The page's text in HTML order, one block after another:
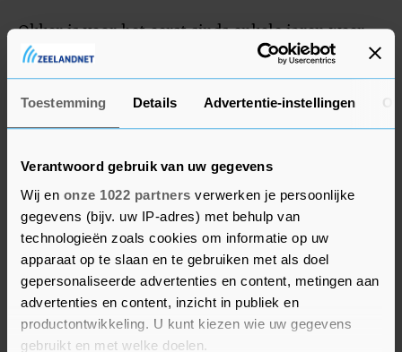
Toestemming Details Advertentie-instellingen
Verantwoord gebruik van uw gegevens
Wij en onze 1022 partners verwerken je persoonlijke
gegevens (bijv. uw IP-adres) met behulp van
technologieën zoals cookies om informatie op uw
apparaat op te slaan en te gebruiken met als doel
gepersonaliseerde advertenties en content, metingen aan
advertenties en content, inzicht in publiek en
productontwikkeling. U kunt kiezen wie uw gegevens
gebruikt en met welke doelen.
Okker is voor het eerst sinds enkele jaren weer
op Wimbledon. "Leuk dat de Nederlanders het zo
goed doen", aldus Okker, die maandagavond
aandachtig toeschouwer is op het Centre Court.
"Het kan zomaar gebeuren als Nadal wat fouten
gaat maken. Botic is wel koel wat dat betreft."